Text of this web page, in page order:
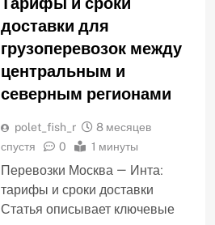
доставки для
грузоперевозок между
центральным и
северным регионами
polet_fish_r
8 месяцев
спустя
0 1 минуты
Перевозки Москва — Инта:
тарифы и сроки доставки
Статья описывает ключевые